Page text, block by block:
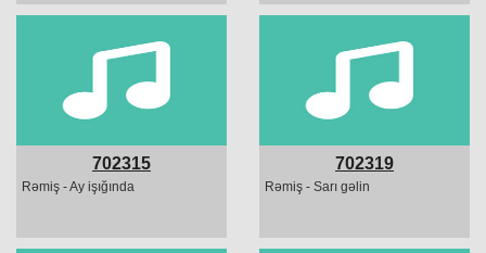
702315
Rəmiş - Ay işığında
702319
Rəmiş - Sarı gəlin